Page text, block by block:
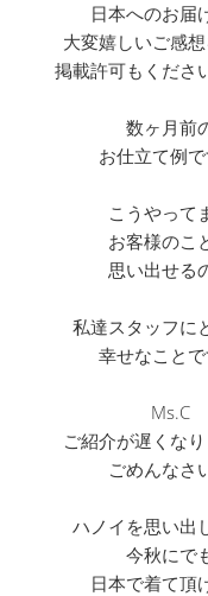
日本へのお届
大変嬉しいご感想
掲載許可もくださ
数ヶ月前
お仕立て例
こうやって
お客様のこ
思い出せる
私達スタッフに
幸せなこと
Ms.C
ご紹介が遅くなり
ごめんなさ
ハノイを思い出
今秋にで
日本で着て頂